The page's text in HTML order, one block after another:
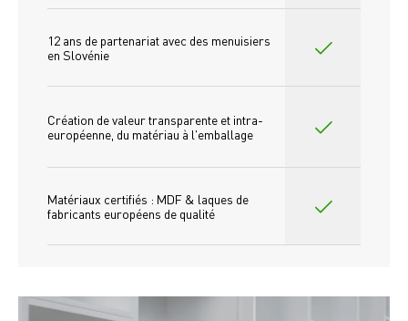
12 ans de partenariat avec des menuisiers
en Slovénie
Création de valeur transparente et intra-
européenne, du matériau à l'emballage
Matériaux certifiés : MDF & laques de
fabricants européens de qualité